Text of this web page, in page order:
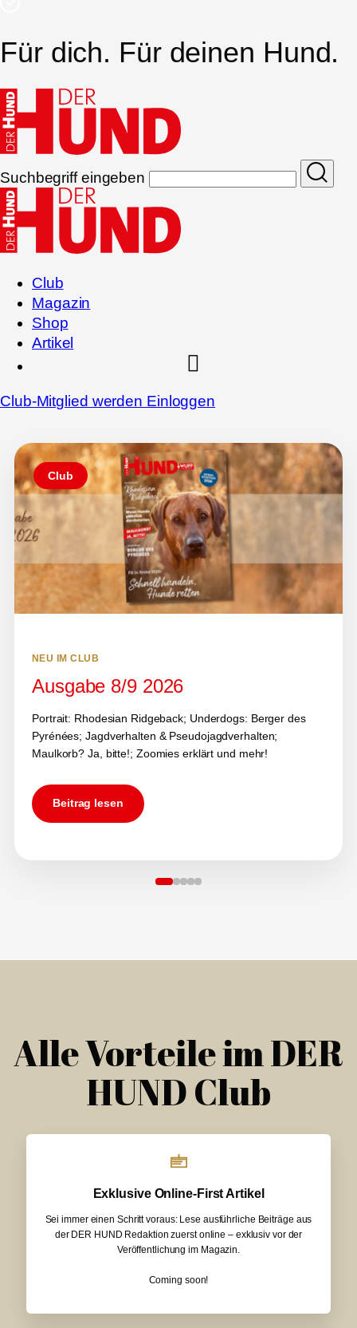
Für dich. Für deinen Hund.
Suchbegriff eingeben
Club
Magazin
Shop
Artikel
Club-Mitglied werden Einloggen
Club
NEU IM CLUB
Ausgabe 8/9 2026
Portrait: Rhodesian Ridgeback; Underdogs: Berger des
Pyrénées; Jagdverhalten & Pseudojagdverhalten;
Maulkorb? Ja, bitte!; Zoomies erklärt und mehr!
Beitrag lesen
Alle Vorteile im DER
HUND Club
Exklusive Online-First Artikel
Sei immer einen Schritt voraus: Lese ausführliche Beiträge aus
der DER HUND Redaktion zuerst online – exklusiv vor der
Veröffentlichung im Magazin.
Coming soon!